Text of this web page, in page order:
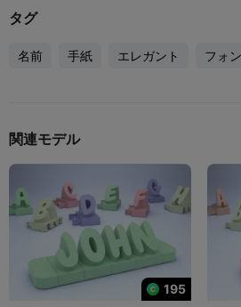
タグ
名前 手紙 エレガント フォ
関連モデル
195